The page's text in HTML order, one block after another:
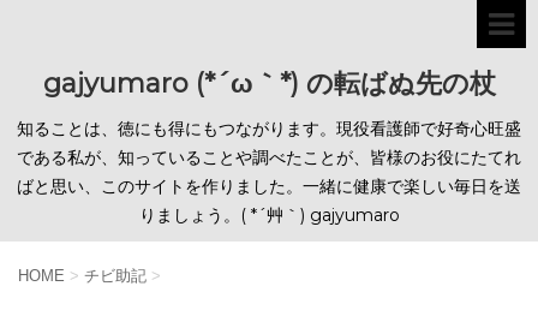
gajyumaro (*´ω｀*) の転ばぬ先の杖
知ることは、徳にも得にもつながります。現役看護師で好奇心旺盛
である私が、知っていることや調べたことが、皆様のお役にたてれ
ばと思い、このサイトを作りました。一緒に健康で楽しい毎日を送
りましょう。( *´艸｀) gajyumaro
HOME > チビ助記 >